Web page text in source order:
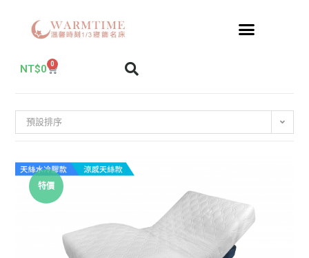
NT$0 0
預設排序
特價